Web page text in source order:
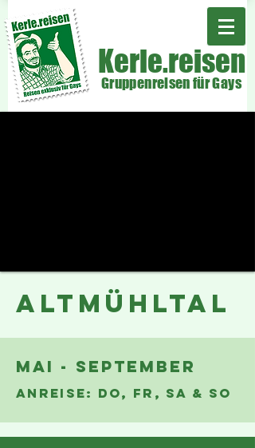
Kerle.reisen
Gruppenreisen für Gays
ALTMÜHLTAL
MAI - SEPTEMBER
ANREISE: DO, FR, Sa & SO